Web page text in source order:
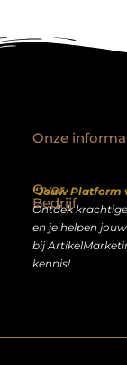
Over
Bedrijf
“Jouw Platform
Ontdek
en je helpen
bij
kennis!
Onze